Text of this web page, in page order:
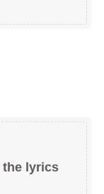
the lyrics